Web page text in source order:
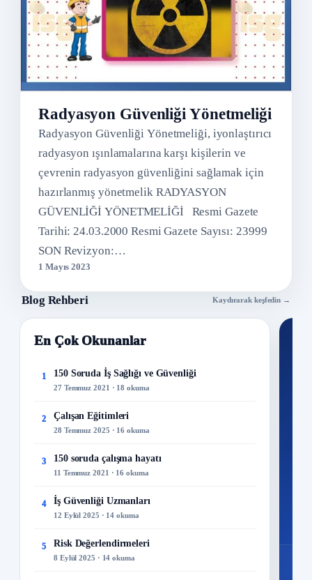
Radyasyon Güvenliği Yönetmeliği
Radyasyon Güvenliği Yönetmeliği, iyonlaştırıcı
radyasyon ışınlamalarına karşı kişilerin ve
çevrenin radyasyon güvenliğini sağlamak için
hazırlanmış yönetmelik RADYASYON
GÜVENLİĞİ YÖNETMELİĞİ Resmi Gazete
Tarihi: 24.03.2000 Resmi Gazete Sayısı: 23999
SON Revizyon:…
1 Mayıs 2023
Blog Rehberi Kaydırarak keşfedin →
En Çok Okunanlar
1 150 Soruda İş Sağlığı ve Güvenliği
27 Temmuz 2021 · 18 okuma
2 Çalışan Eğitimleri
28 Temmuz 2025 · 16 okuma
3 150 soruda çalışma hayatı
11 Temmuz 2021 · 16 okuma
4 İş Güvenliği Uzmanları
12 Eylül 2025 · 14 okuma
5 Risk Değerlendirmeleri
8 Eylül 2025 · 14 okuma